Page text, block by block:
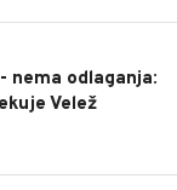
nema odlaganja:
Velež